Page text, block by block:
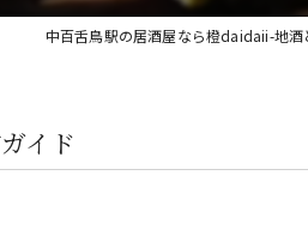
中百舌鳥駅の居酒屋なら橙daidaii-地酒
イド